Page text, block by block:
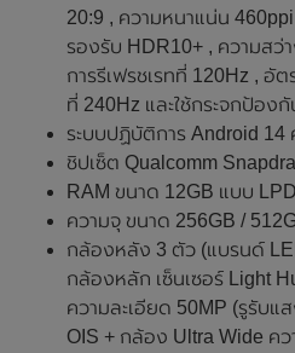
20:9 , ความหนาแน่น
รองรับ HDR10+ , ความสว่
การรีเฟรชเรทที่ 120Hz , อั
ที่ 240Hz และใช้กระจกป้อง
ระบบปฏิบัติการ Android 14
ชิปเซ็ต Qualcomm
RAM ขนาด 12GB แบบ
ความจุ ขนาด 256GB /
กล้องหลัง 3 ตัว (แบรนด์
กล้องหลัก เซ็นเซอร์ Light
ความละเอียด 50MP (รูรับแ
OIS + กล้อง Ultra Wide ค